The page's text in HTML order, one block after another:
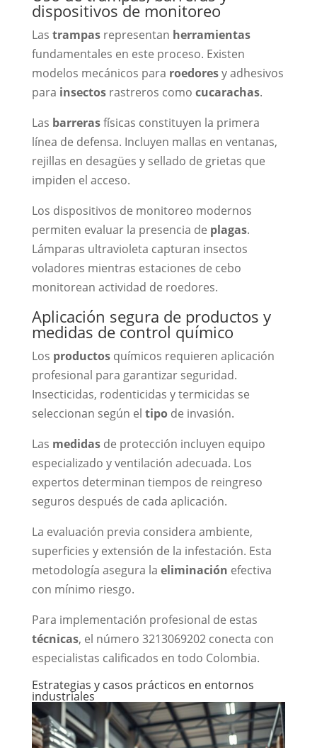
dispositivos de monitoreo
Las trampasrepresentan herramientas
fundamentales en este proceso. Existen
modelos mecánicos para roedoresy adhesivos
para insectosrastreros como cucarachas.
Las barrerasfísicas constituyen la primera
línea de defensa. Incluyen mallas en ventanas,
rejillas en desagües y sellado de grietas que
impiden el acceso.
Los dispositivos de monitoreo modernos
permiten evaluar la presencia de plagas.
Lámparas ultravioleta capturan insectos
voladores mientras estaciones de cebo
monitorean actividad de roedores.
Aplicación segura de productos y
medidas de control químico
Los productosquímicos requieren aplicación
profesional para garantizar seguridad.
Insecticidas, rodenticidas y termicidas se
seleccionan según el tipode invasión.
Las medidasde protección incluyen equipo
especializado y ventilación adecuada. Los
expertos determinan tiempos de reingreso
seguros después de cada aplicación.
La evaluación previa considera ambiente,
superficies y extensión de la infestación. Esta
metodología asegura la eliminación efectiva
con mínimo riesgo.
Para implementación profesional de estas
técnicas, el número 3213069202 conecta con
especialistas calificados en todo Colombia.
Estrategias y casos prácticos en entornos
industriales